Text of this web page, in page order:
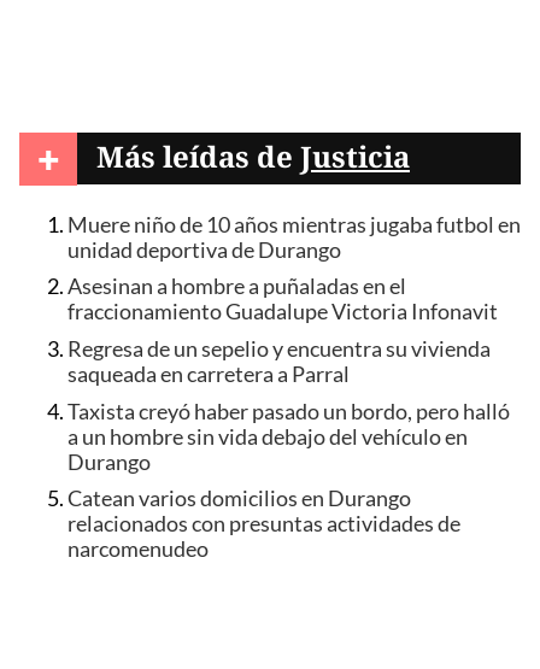
+ Más leídas de Justicia
Muere niño de 10 años mientras jugaba futbol en
unidad deportiva de Durango
Asesinan a hombre a puñaladas en el
fraccionamiento Guadalupe Victoria Infonavit
Regresa de un sepelio y encuentra su vivienda
saqueada en carretera a Parral
Taxista creyó haber pasado un bordo, pero halló
a un hombre sin vida debajo del vehículo en
Durango
Catean varios domicilios en Durango
relacionados con presuntas actividades de
narcomenudeo